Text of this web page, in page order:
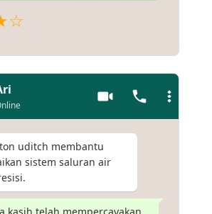
uditch membantu
sistem saluran air